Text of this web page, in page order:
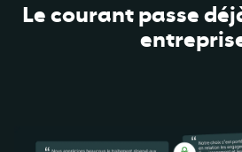
Le courant passe